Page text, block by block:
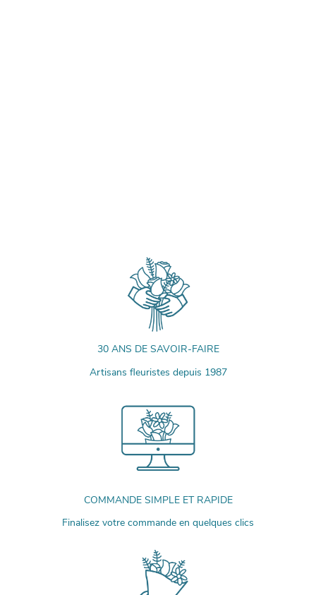
30 ANS DE SAVOIR-FAIRE
Artisans fleuristes depuis 1987
COMMANDE SIMPLE ET RAPIDE
Finalisez votre commande en quelques clics